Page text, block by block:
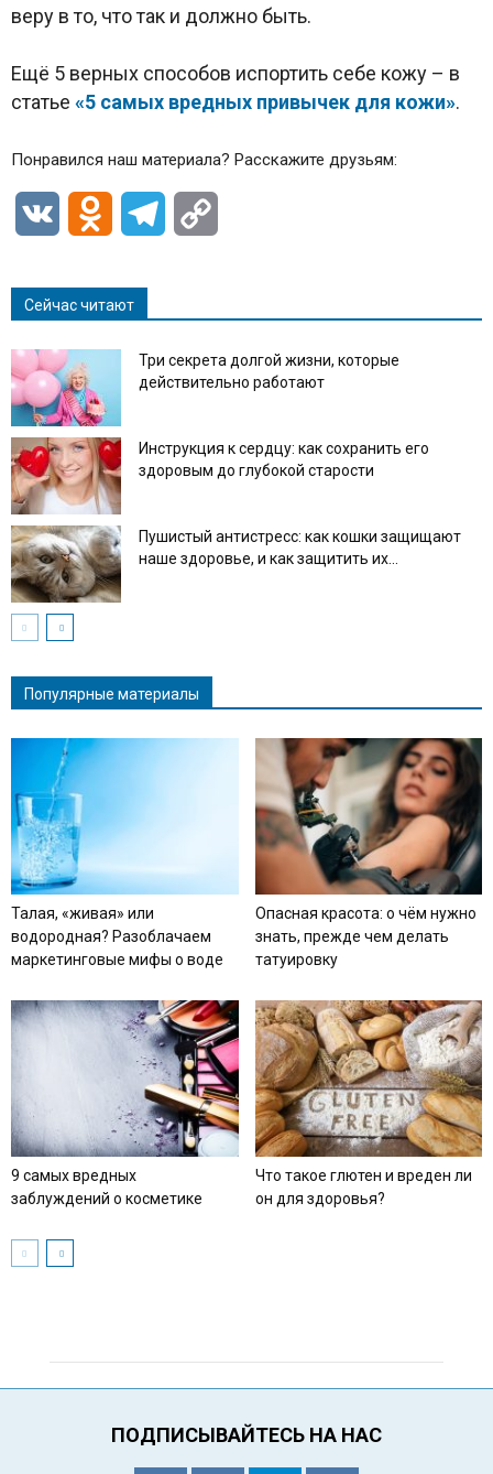
веру в то, что так и должно быть.
Ещё 5 верных способов испортить себе кожу – в
статье «5 самых вредных привычек для кожи».
Понравился наш материала? Расскажите друзьям:
VK Odnoklassniki
Telegram
Сейчас читают
Три секрета долгой жизни, которые
действительно работают
Инструкция к сердцу: как сохранить его
здоровым до глубокой старости
Пушистый антистресс: как кошки защищают
наше здоровье, и как защитить их...
Популярные материалы
Талая, «живая» или
водородная? Разоблачаем
маркетинговые мифы о воде
Опасная красота: о чём нужно
знать, прежде чем делать
татуировку
9 самых вредных
заблуждений о косметике
Что такое глютен и вреден ли
он для здоровья?
ПОДПИСЫВАЙТЕСЬ НА НАС